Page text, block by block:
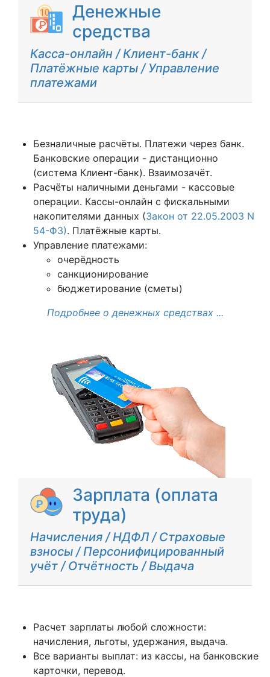
Денежные
средства
Касса-онлайн / Клиент-банк /
Платёжные карты / Управление
платежами
Безналичные расчёты. Платежи через банк.
Банковские операции - дистанционно
(система Клиент-банк). Взаимозачёт.
Расчёты наличными деньгами - кассовые
операции. Кассы-онлайн с фискальными
накопителями данных (Закон от 22.05.2003 N
54-ФЗ). Платёжные карты.
Управление платежами:
очерёдность
санкционирование
бюджетирование (сметы)
Подробнее о денежных средствах ...
Зарплата (оплата
труда)
Начисления / НДФЛ / Страховые
взносы / Персонифицированный
учёт / Отчётность / Выдача
Расчет зарплаты любой сложности:
начисления, льготы, удержания, выдача.
Все варианты выплат: из кассы, на банковские
карточки, перевод.